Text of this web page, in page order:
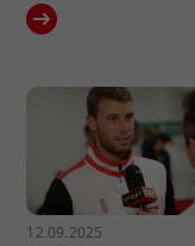
12.09.2025